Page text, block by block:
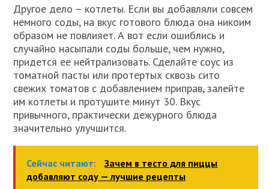
Другое дело – котлеты. Если вы добавляли совсем
немного соды, на вкус готового блюда она никоим
образом не повлияет. А вот если ошиблись и
случайно насыпали соды больше, чем нужно,
придется ее нейтрализовать. Сделайте соус из
томатной пасты или протертых сквозь сито
свежих томатов с добавлением приправ, залейте
им котлеты и протушите минут 30. Вкус
привычного, практически дежурного блюда
значительно улучшится.
Сейчас читают:
Зачем в тесто для пиццы
добавляют соду — лучшие рецепты